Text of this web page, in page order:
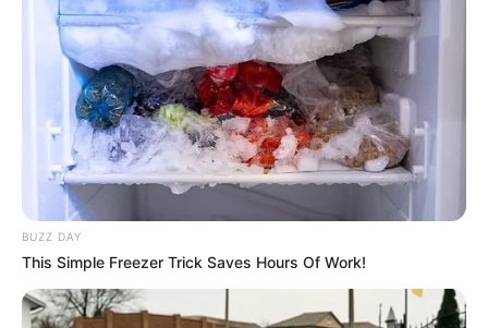
00:51 / 06 Avqust 2026 DÜNYA
İndoneziya sahillərindəzəlzələ oldu
122
BUZZ DAY
This Simple Freezer Trick Saves Hours Of Work!